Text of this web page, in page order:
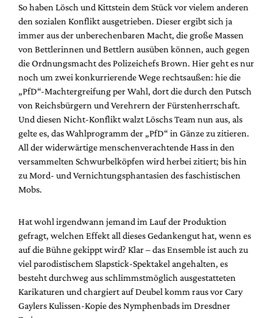
So haben Lösch und Kittstein dem Stück vor vielem anderen
den sozialen Konflikt ausgetrieben. Dieser ergibt sich ja
immer aus der unberechenbaren Macht, die große Massen
von Bettlerinnen und Bettlern ausüben können, auch gegen
die Ordnungsmacht des Polizeichefs Brown. Hier geht es nur
noch um zwei konkurrierende Wege rechtsaußen: hie die
„PfD“-Machtergreifung per Wahl, dort die durch den Putsch
von Reichsbürgern und Verehrern der Fürstenherrschaft.
Und diesen Nicht-Konflikt walzt Löschs Team nun aus, als
gelte es, das Wahlprogramm der „PfD“ in Gänze zu zitieren.
All der widerwärtige menschenverachtende Hass in den
versammelten Schwurbelköpfen wird herbei zitiert; bis hin
zu Mord- und Vernichtungsphantasien des faschistischen
Mobs.
Hat wohl irgendwann jemand im Lauf der Produktion
gefragt, welchen Effekt all dieses Gedankengut hat, wenn es
auf die Bühne gekippt wird? Klar – das Ensemble ist auch zu
viel parodistischem Slapstick-Spektakel angehalten, es
besteht durchweg aus schlimmstmöglich ausgestatteten
Karikaturen und chargiert auf Deubel komm raus vor Cary
Gaylers Kulissen-Kopie des Nymphenbads im Dresdner